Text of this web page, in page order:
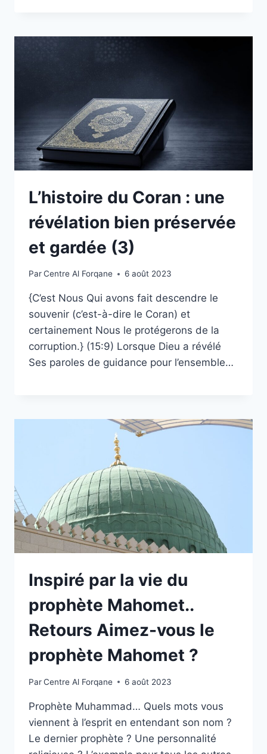
L’histoire du Coran : une
révélation bien préservée
et gardée (3)
ParCentre Al Forqane 6 août 2023
{C’est Nous Qui avons fait descendre le
souvenir (c’est-à-dire le Coran) et
certainement Nous le protégerons de la
corruption.} (15:9) Lorsque Dieu a révélé
Ses paroles de guidance pour l’ensemble…
Inspiré par la vie du
prophète Mahomet..
Retours Aimez-vous le
prophète Mahomet ?
ParCentre Al Forqane 6 août 2023
Prophète Muhammad… Quels mots vous
viennent à l’esprit en entendant son nom ?
Le dernier prophète ? Une personnalité